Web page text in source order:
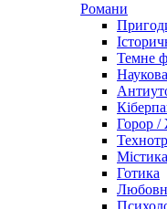
Романи
Темне
Горор /
Містика
Готика